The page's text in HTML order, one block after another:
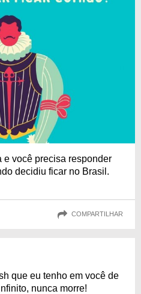
e você precisa responder
decidiu ficar no Brasil.
COMPARTILHAR
que eu tenho em você de
nunca morre!